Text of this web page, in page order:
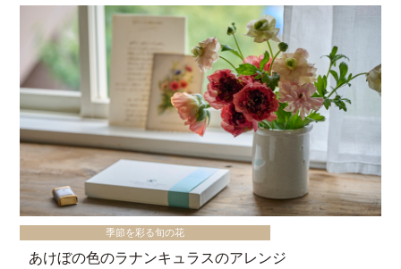
季節を彩る旬の花
あけぼの色のラナンキュラスのアレンジ